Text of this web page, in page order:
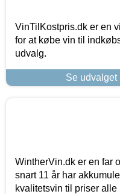
VinTilKostpris.dk er en
for at købe vin til
udvalg.
Se udvalget
WintherVin.dk er en far
snart 11 år har
kvalitetsvin til priser